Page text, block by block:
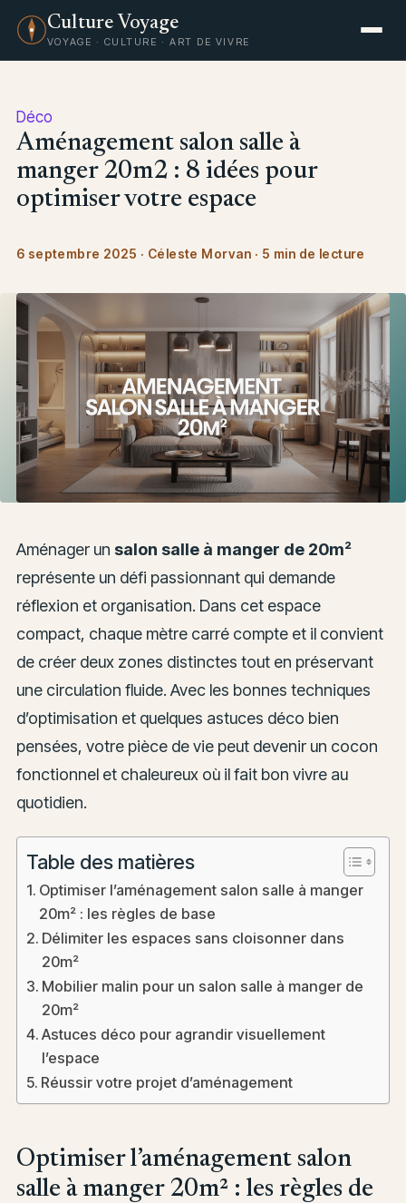
Culture Voyage
VOYAGE · CULTURE · ART DE VIVRE
Déco
Aménagement salon salle à
manger 20m2 : 8 idées pour
optimiser votre espace
6 septembre 2025 · Céleste Morvan · 5 min de lecture
Aménager un salon salle à manger de 20m²
représente un défi passionnant qui demande
réflexion et organisation. Dans cet espace
compact, chaque mètre carré compte et il convient
de créer deux zones distinctes tout en préservant
une circulation fluide. Avec les bonnes techniques
d’optimisation et quelques astuces déco bien
pensées, votre pièce de vie peut devenir un cocon
fonctionnel et chaleureux où il fait bon vivre au
quotidien.
Table des matières
Optimiser l’aménagement salon salle à manger
20m² : les règles de base
Délimiter les espaces sans cloisonner dans
20m²
Mobilier malin pour un salon salle à manger de
20m²
Astuces déco pour agrandir visuellement
l’espace
Réussir votre projet d’aménagement
Optimiser l’aménagement salon
salle à manger 20m² : les règles de